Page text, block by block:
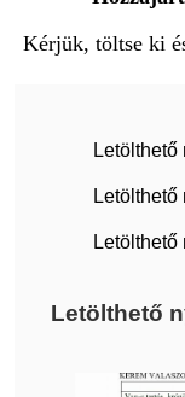
Kérjük, töltse ki
Letölthető
Letölthető
Letölthető
Letölthető